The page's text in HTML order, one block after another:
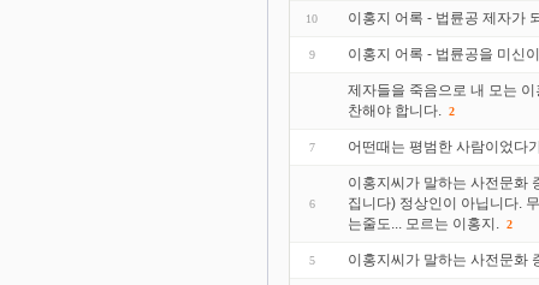
10 이홍지 어록 - 법륜공 제자가
9 이홍지 어록 - 법륜공을 미신
제자들을 죽음으로 내 모는
찬해야 합니다.
2
7 어떤때는 평범한 사람이었다
6
이홍지씨가 말하는 사전문화
집니다) 정상인이 아닙니다.
는줄도... 모르는 이홍지.
2
5 이홍지씨가 말하는 사전문화